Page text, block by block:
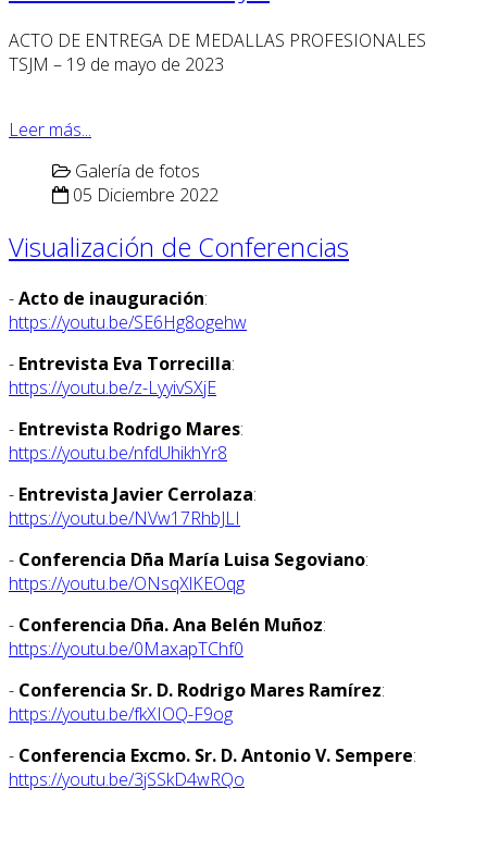
ACTO DE ENTREGA DE MEDALLAS PROFESIONALES
TSJM – 19 de mayo de 2023
Leer más...
Galería de fotos
05 Diciembre 2022
Visualización de Conferencias
-Acto de inauguración:
https://youtu.be/SE6Hg8ogehw
- Entrevista Eva Torrecilla:
https://youtu.be/z-LyyivSXjE
- Entrevista Rodrigo Mares:
https://youtu.be/nfdUhikhYr8
- Entrevista Javier Cerrolaza:
https://youtu.be/NVw17RhbJLI
- Conferencia Dña María Luisa Segoviano:
https://youtu.be/ONsqXlKEOqg
- Conferencia Dña. Ana Belén Muñoz:
https://youtu.be/0MaxapTChf0
- Conferencia Sr. D. Rodrigo Mares Ramírez:
https://youtu.be/fkXIOQ-F9og
- Conferencia Excmo. Sr. D. Antonio V. Sempere:
https://youtu.be/3jSSkD4wRQo